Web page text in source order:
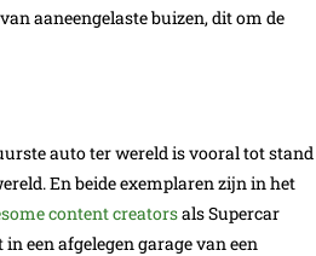
aaneengelaste buizen, dit om de
auto ter wereld is vooral tot stand
En beide exemplaren zijn in het
content creatorsals Supercar
een afgelegen garage van een